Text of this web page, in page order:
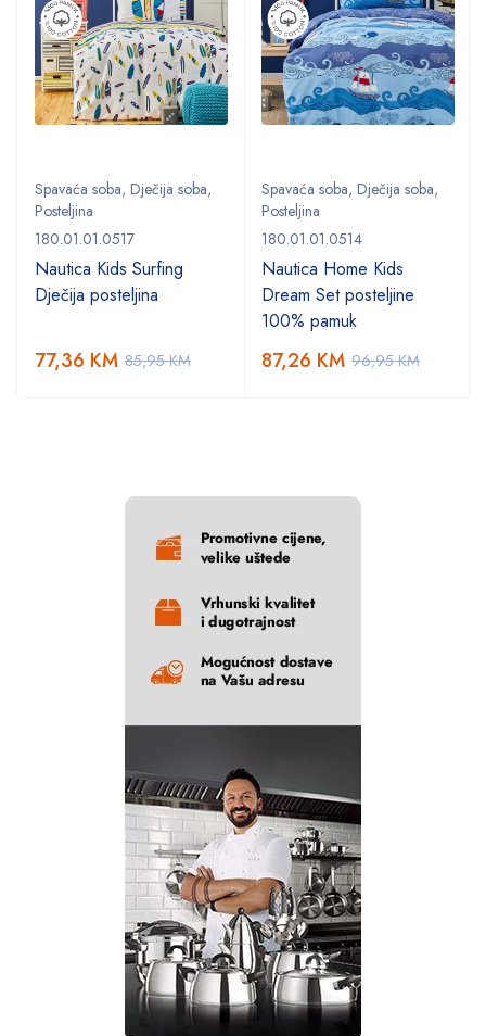
Spavaća soba, Dječija soba,
Posteljina
180.01.01.0517
Nautica Kids Surfing
Dječija posteljina
85,95KM
77,36 KM
Spavaća soba, Dječija soba,
Posteljina
180.01.01.0514
Nautica Home Kids
Dream Set posteljine
100% pamuk
96,95KM
87,26 KM